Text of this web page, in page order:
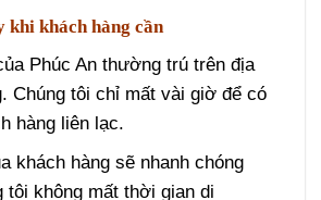
khi khách hàng cần
Phúc An thường trú trên địa
Chúng tôi chỉ mất vài giờ để có
hàng liên lạc.
khách hàng sẽ nhanh chóng